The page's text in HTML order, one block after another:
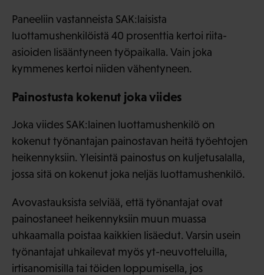
Paneeliin vastanneista SAK:laisista
luottamushenkilöistä 40 prosenttia kertoi riita-
asioiden lisääntyneen työpaikalla. Vain joka
kymmenes kertoi niiden vähentyneen.
Painostusta kokenut joka viides
Joka viides SAK:lainen luottamushenkilö on
kokenut työnantajan painostavan heitä työehtojen
heikennyksiin. Yleisintä painostus on kuljetusalalla,
jossa sitä on kokenut joka neljäs luottamushenkilö.
Avovastauksista selviää, että työnantajat ovat
painostaneet heikennyksiin muun muassa
uhkaamalla poistaa kaikkien lisäedut. Varsin usein
työnantajat uhkailevat myös yt-neuvotteluilla,
irtisanomisilla tai töiden loppumisella, jos